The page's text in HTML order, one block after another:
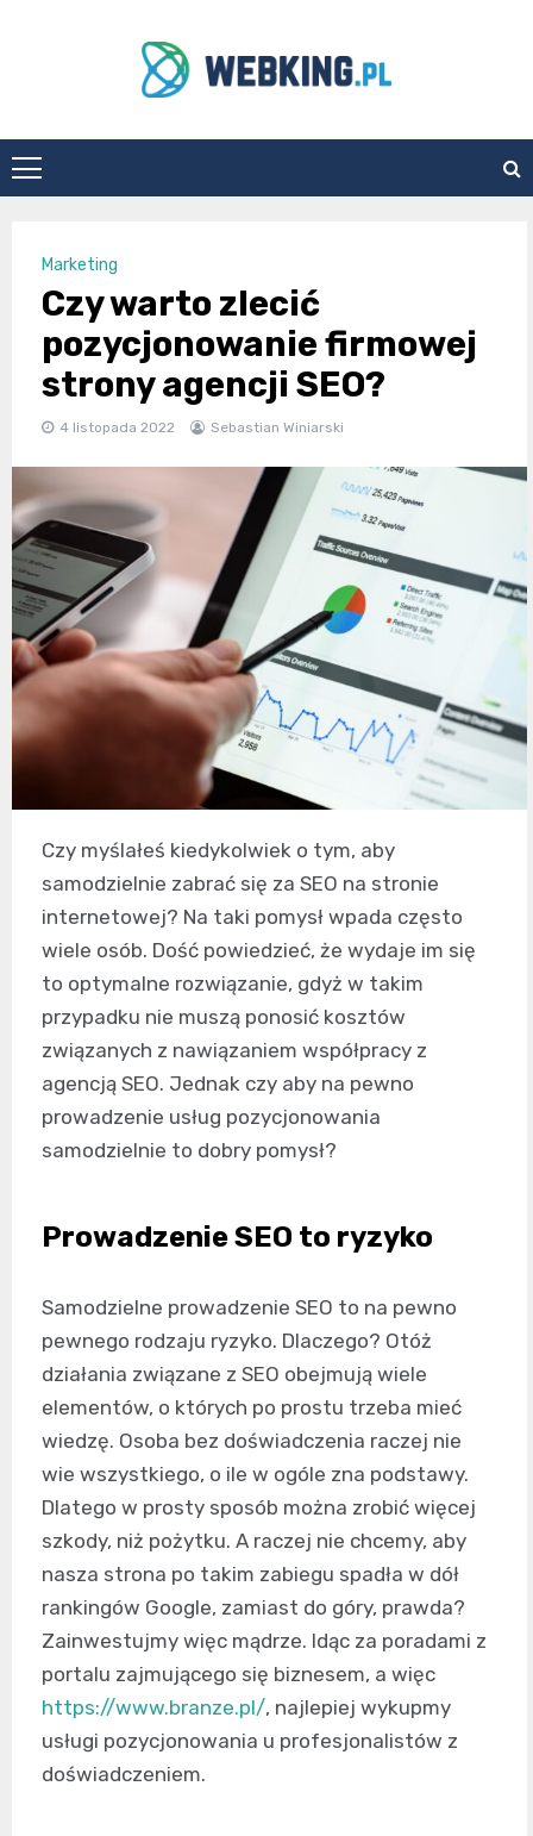
WebKing.pl
Marketing
Czy warto zlecić
pozycjonowanie firmowej
strony agencji SEO?
4 listopada 2022 Sebastian Winiarski
Czy myślałeś kiedykolwiek o tym, aby
samodzielnie zabrać się za SEO na stronie
internetowej? Na taki pomysł wpada często
wiele osób. Dość powiedzieć, że wydaje im się
to optymalne rozwiązanie, gdyż w takim
przypadku nie muszą ponosić kosztów
związanych z nawiązaniem współpracy z
agencją SEO. Jednak czy aby na pewno
prowadzenie usług pozycjonowania
samodzielnie to dobry pomysł?
Prowadzenie SEO to ryzyko
Samodzielne prowadzenie SEO to na pewno
pewnego rodzaju ryzyko. Dlaczego? Otóż
działania związane z SEO obejmują wiele
elementów, o których po prostu trzeba mieć
wiedzę. Osoba bez doświadczenia raczej nie
wie wszystkiego, o ile w ogóle zna podstawy.
Dlatego w prosty sposób można zrobić więcej
szkody, niż pożytku. A raczej nie chcemy, aby
nasza strona po takim zabiegu spadła w dół
rankingów Google, zamiast do góry, prawda?
Zainwestujmy więc mądrze. Idąc za poradami z
portalu zajmującego się biznesem, a więc
https://www.branze.pl/, najlepiej wykupmy
usługi pozycjonowania u profesjonalistów z
doświadczeniem.